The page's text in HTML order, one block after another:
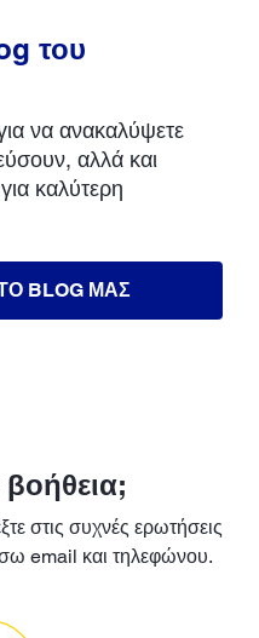
του
να ανακαλύψετε
αλλά και
καλύτερη
BLOG ΜΑΣ
βοήθεια;
στις συχνές ερωτήσεις
email και τηλεφώνου.